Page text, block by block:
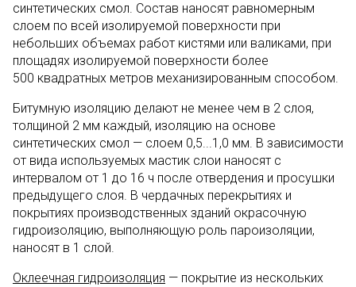
синтетических смол. Состав наносят равномерным
слоем по всей изолируемой поверхности при
небольших объемах работ кистями или валиками, при
площадях изолируемой поверхности более
500 квадратных метров механизированным способом.
Битумную изоляцию делают не менее чем в 2 слоя,
толщиной 2 мм каждый, изоляцию на основе
синтетических смол — слоем 0,5...1,0 мм. В зависимости
от вида используемых мастик слои наносят с
интервалом от 1 до 16 ч после отвердения и просушки
предыдущего слоя. В чердачных перекрытиях и
покрытиях производственных зданий окрасочную
гидроизоляцию, выполняющую роль пароизоляции,
наносят в 1 слой.
Оклеечная гидроизоляция — покрытие из нескольких